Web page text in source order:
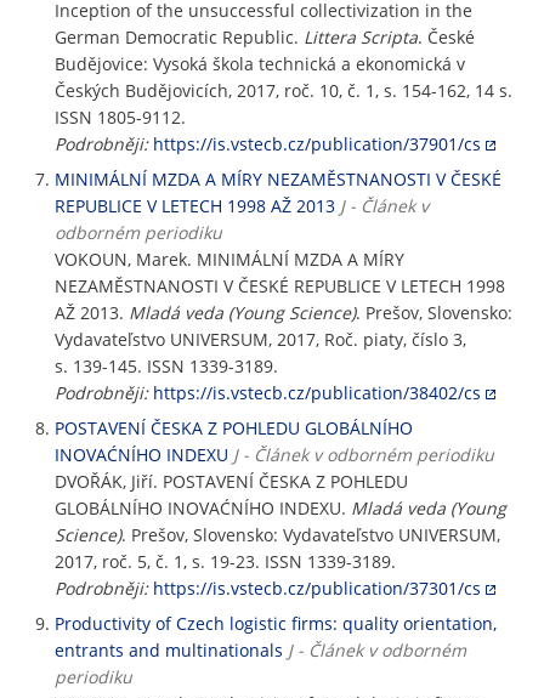
Inception of the unsuccessful collectivization in the
German Democratic Republic. Littera Scripta. České
Budějovice: Vysoká škola technická a ekonomická v
Českých Budějovicích, 2017, roč. 10, č. 1, s. 154-162, 14 s.
ISSN 1805-9112.
Podrobněji: https://is.vstecb.cz/publication/37901/cs
MINIMÁLNÍ MZDA A MÍRY NEZAMĚSTNANOSTI V ČESKÉ
REPUBLICE V LETECH 1998 AŽ 2013 J - Článek v
odborném periodiku
VOKOUN, Marek. MINIMÁLNÍ MZDA A MÍRY
NEZAMĚSTNANOSTI V ČESKÉ REPUBLICE V LETECH 1998
AŽ 2013. Mladá veda (Young Science). Prešov, Slovensko:
Vydavateľstvo UNIVERSUM, 2017, Roč. piaty, číslo 3,
s. 139-145. ISSN 1339-3189.
Podrobněji: https://is.vstecb.cz/publication/38402/cs
POSTAVENÍ ČESKA Z POHLEDU GLOBÁLNÍHO
INOVAĆNÍHO INDEXU J - Článek v odborném periodiku
DVOŘÁK, Jiří. POSTAVENÍ ČESKA Z POHLEDU
GLOBÁLNÍHO INOVAĆNÍHO INDEXU. Mladá veda (Young
Science). Prešov, Slovensko: Vydavateľstvo UNIVERSUM,
2017, roč. 5, č. 1, s. 19-23. ISSN 1339-3189.
Podrobněji: https://is.vstecb.cz/publication/37301/cs
Productivity of Czech logistic firms: quality orientation,
entrants and multinationals J - Článek v odborném
periodiku